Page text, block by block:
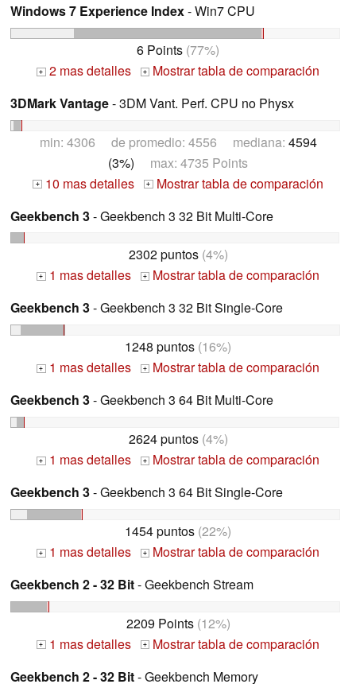
Windows 7 Experience Index- Win7 CPU
6 Points (77%)
+ 2 mas detalles +
Mostrar tabla de comparación
3DMark Vantage- 3DM Vant. Perf. CPU no Physx
min: 4306 de promedio: 4556 mediana: 4594
(3%) max: 4735 Points
+ 10 mas detalles + Mostrar tabla de comparación
Geekbench 3- Geekbench 3 32 Bit Multi-Core
2302 puntos(4%)
+ 1 mas detalles +
Mostrar tabla de comparación
Geekbench 3- Geekbench 3 32 Bit Single-Core
1248 puntos (16%)
+ 1 mas detalles +
Mostrar tabla de comparación
Geekbench 3- Geekbench 3 64 Bit Multi-Core
2624 puntos(4%)
+ 1 mas detalles +
Mostrar tabla de comparación
Geekbench 3- Geekbench 3 64 Bit Single-Core
1454 puntos (22%)
+ 1 mas detalles +
Mostrar tabla de comparación
Geekbench 2 - 32 Bit- Geekbench Stream
2209 Points(12%)
+ 1 mas detalles +
Mostrar tabla de comparación
Geekbench 2 - 32 Bit- Geekbench Memory